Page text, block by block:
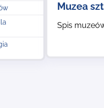
Muzea
Spis